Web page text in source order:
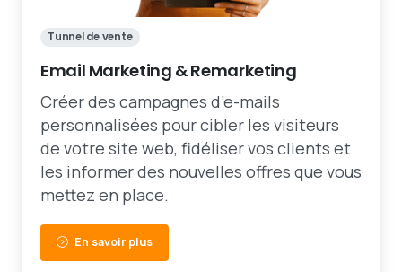
Tunnel de vente
Email Marketing & Remarketing
Créer des campagnes d’e-mails
personnalisées pour cibler les visiteurs
de votre site web, fidéliser vos clients et
les informer des nouvelles offres que vous
mettez en place.
En savoir plus